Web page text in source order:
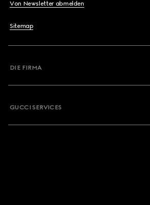
Von Newsletter abmelden
Sitemap
DIE FIRMA
GUCCI SERVICES